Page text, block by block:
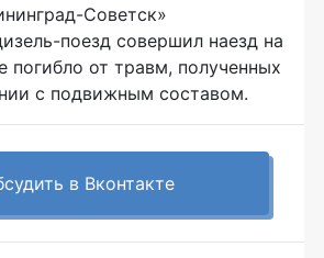
Советск»
поезд совершил наезд на
погибло от травм, полученных
с подвижным составом.
в Вконтакте